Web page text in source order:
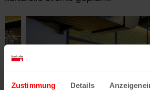
Zustimmung Details